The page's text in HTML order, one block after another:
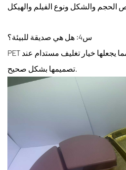
س4: هل هي صديقة للبيئة؟
PET قابلة لإعادة التدوير، مما يجعلها خيار تغليف مستدام عند
تصميمها بشكل صحيح.